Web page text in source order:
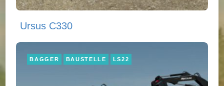
Ursus C330
BAGGER BAUSTELLE LS22